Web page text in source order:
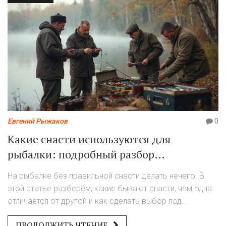
Евгений Рыжаков 0
Какие снасти используются для
рыбалки: подробный разбор
популярных вариантов
На рыбалке без правильной снасти делать нечего. В
этой статье разберём, какие бывают снасти, чем одна
отличается от другой и как сделать выбор под
конкретную добычу и водоём. Открою фишки по уходу